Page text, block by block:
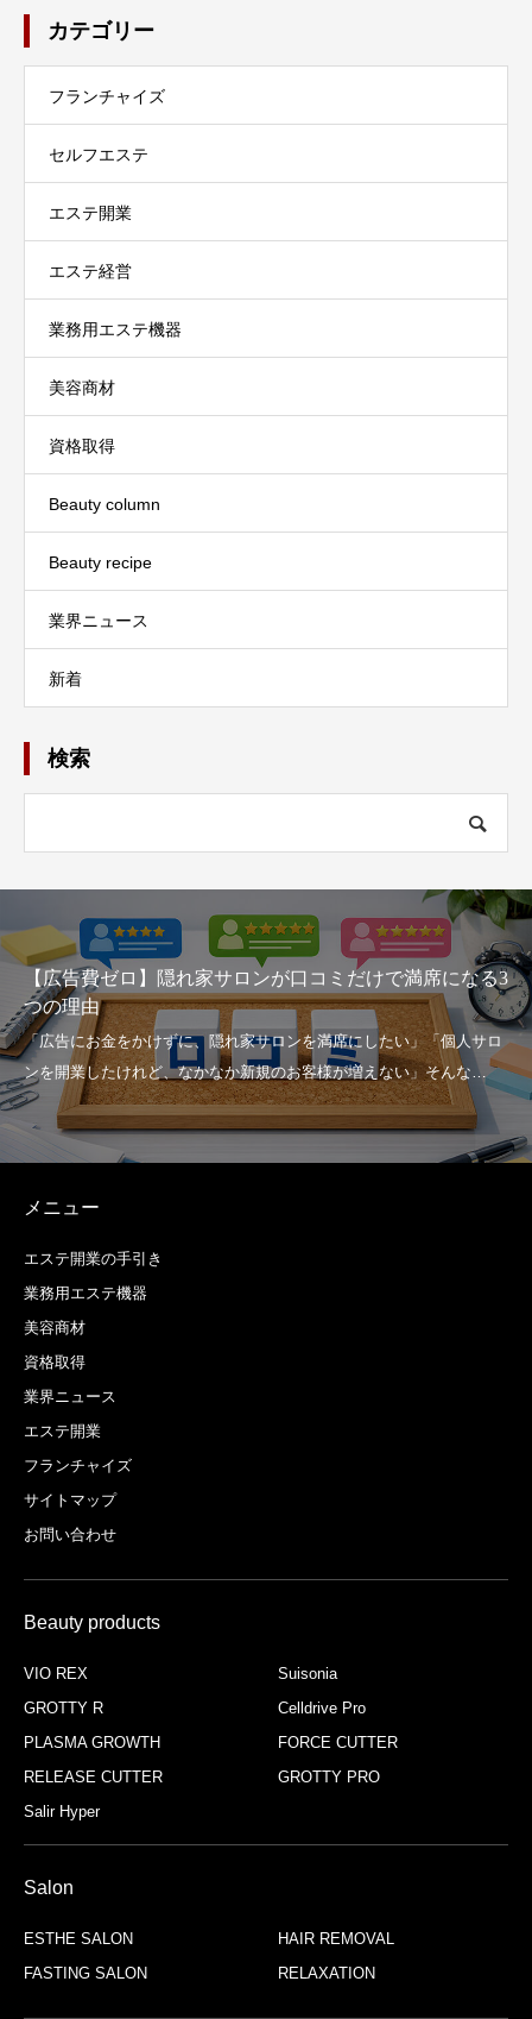
カテゴリー
フランチャイズ
セルフエステ
エステ開業
エステ経営
業務用エステ機器
美容商材
資格取得
Beauty column
Beauty recipe
業界ニュース
新着
検索
【広告費ゼロ】隠れ家サロンが口コミだけで満席になる3
つの理由
メニュー
エステ開業の手引き
業務用エステ機器
美容商材
資格取得
業界ニュース
エステ開業
フランチャイズ
サイトマップ
お問い合わせ
Beauty products
VIO REX
Suisonia
GROTTY R
Celldrive Pro
PLASMA GROWTH
FORCE CUTTER
RELEASE CUTTER
GROTTY PRO
Salir Hyper
Salon
ESTHE SALON
HAIR REMOVAL
FASTING SALON
RELAXATION